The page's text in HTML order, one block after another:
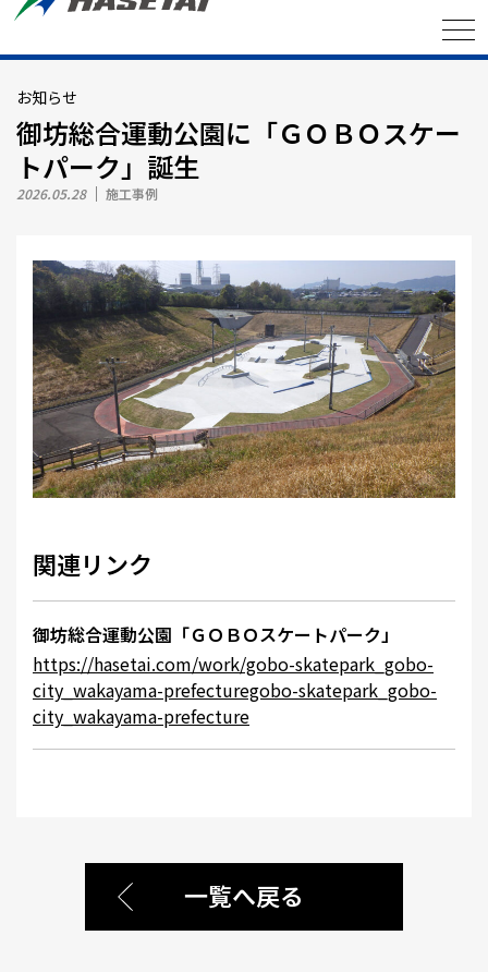
お知らせ
御坊総合運動公園に「ＧＯＢＯスケー
トパーク」誕生
2026.05.28 施工事例
関連リンク
御坊総合運動公園「ＧＯＢＯスケートパーク」
https://hasetai.com/work/gobo-skatepark_gobo-
city_wakayama-prefecturegobo-skatepark_gobo-
city_wakayama-prefecture
一覧へ戻る